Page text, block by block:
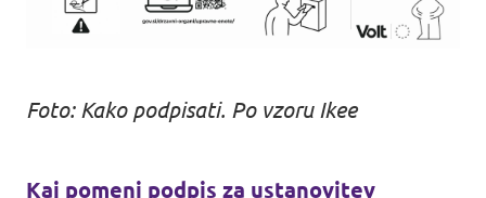
Foto: Kako podpisati. Po vzoru Ikee
Kaj pomeni podpis za ustanovitev